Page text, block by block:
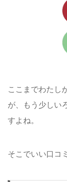
ここまでわたし
が、もう少しい
すよね。
そこでいい口コ